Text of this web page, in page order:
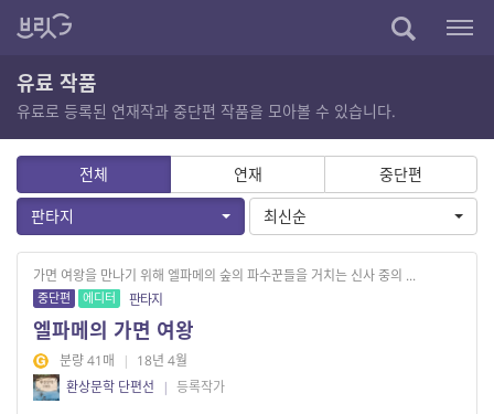
유료 작품
유료로 등록된 연재작과 중단편 작품을 모아볼 수 있습니다.
전체 연재
중단편
판타지
최신순
가면 여왕을 만나기 위해 엘파메의 숲의 파수꾼들을 거치는 신사 중의 ...
중단편 에디터 판타지
엘파메의 가면 여왕
분량 41매 | 18년 4월
환상문학 단편선
| 등록작가